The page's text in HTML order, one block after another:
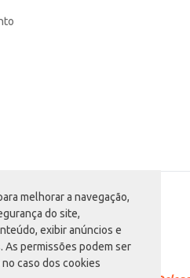
melhorar a navegação,
do site,
exibir anúncios e
As permissões podem ser
caso dos cookies